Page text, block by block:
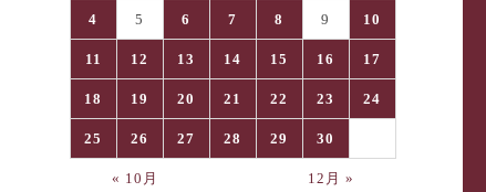
4 5 6 7 8 9 10
11 12 13 14 15 16 17
18 19 20 21 22 23 24
25 26 27 28 29 30
« 10月 12月 »